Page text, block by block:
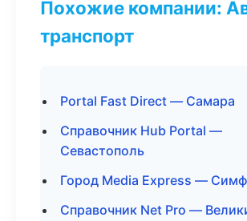
Похожие компании:
транспорт
Portal Fast Direct — Самара
Справочник Hub Portal —
Севастополь
Город Media Express —
Справочник Net Pro —